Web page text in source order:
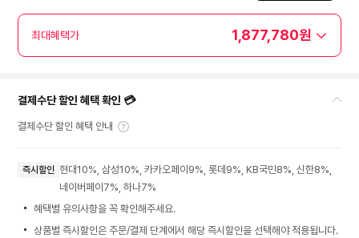
최대혜택가 1,877,780원
결제수단 할인 혜택 확인 💳
결제수단 할인 혜택 안내
즉시할인 현대10%, 삼성10%, 카카오페이9%, 롯데9%, KB국민8%, 신한8%,
네이버페이7%, 하나7%
혜택별 유의사항을 꼭 확인해주세요.
상품별 즉시할인은 주문/결제 단계에서 해당 즉시할인을 선택해야 적용됩니다.